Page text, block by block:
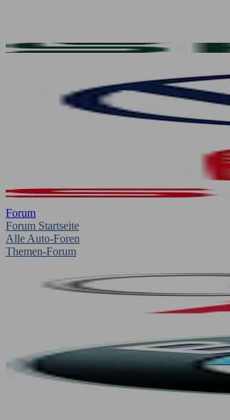
Forum
Forum Startseite
Alle Auto-Foren
Themen-Forum